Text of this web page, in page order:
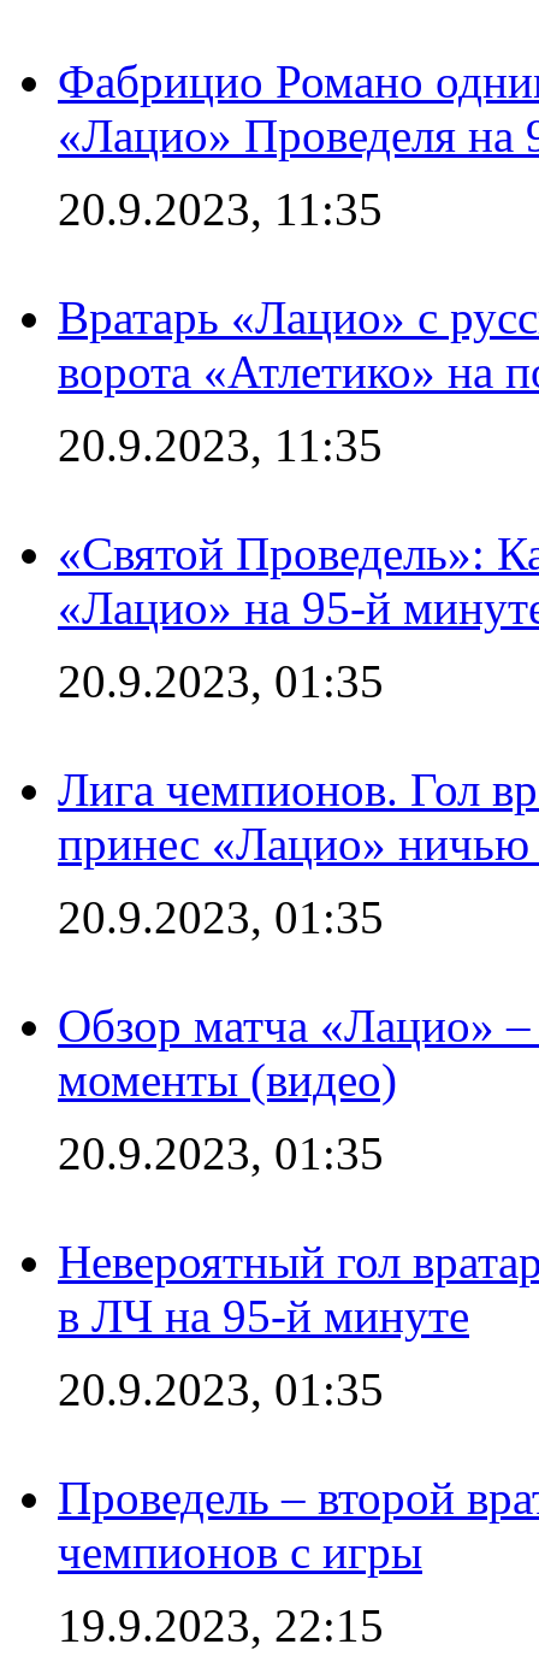
Фабрицио Романо
«Лацио» Проведеля на
20.9.2023, 11:35
Вратарь «Лацио» с
ворота «Атлетико» на
20.9.2023, 11:35
«Святой Проведель»:
«Лацио» на 95-й
20.9.2023, 01:35
Лига чемпионов. Гол
принес «Лацио» ничью
20.9.2023, 01:35
Обзор матча «Лацио»
моменты (видео)
20.9.2023, 01:35
Невероятный гол
в ЛЧ на 95-й минуте
20.9.2023, 01:35
Проведель – второй
чемпионов с игры
19.9.2023, 22:15